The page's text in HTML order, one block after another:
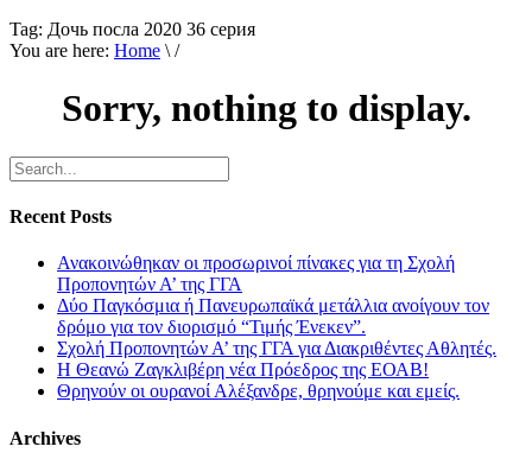
Tag: Дочь посла 2020 36 серия
You are here: Home \ /
Sorry, nothing to display.
Recent Posts
Ανακοινώθηκαν οι προσωρινοί πίνακες για τη Σχολή
Προπονητών Α’ της ΓΓΑ
Δύο Παγκόσμια ή Πανευρωπαϊκά μετάλλια ανοίγουν τον
δρόμο για τον διορισμό “Τιμής Ένεκεν”.
Σχολή Προπονητών Α’ της ΓΓΑ για Διακριθέντες Αθλητές.
Η Θεανώ Ζαγκλιβέρη νέα Πρόεδρος της ΕΟΑΒ!
Θρηνούν οι ουρανοί Αλέξανδρε, θρηνούμε και εμείς.
Archives